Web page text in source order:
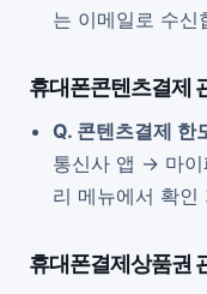
는 이메일로 수신
휴대폰콘텐츠결제
Q. 콘텐츠결제 한
통신사 앱 → 마
리 메뉴에서 확인
휴대폰결제상품권